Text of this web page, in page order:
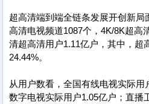
超高清端到端全链条发展开创新局
高清电视频道1087个，4K/8K超高
清超高清用户1.11亿户，其中，超
24.44%。
从用户数看，全国有线电视实际用
数字电视实际用户1.05亿户；直播